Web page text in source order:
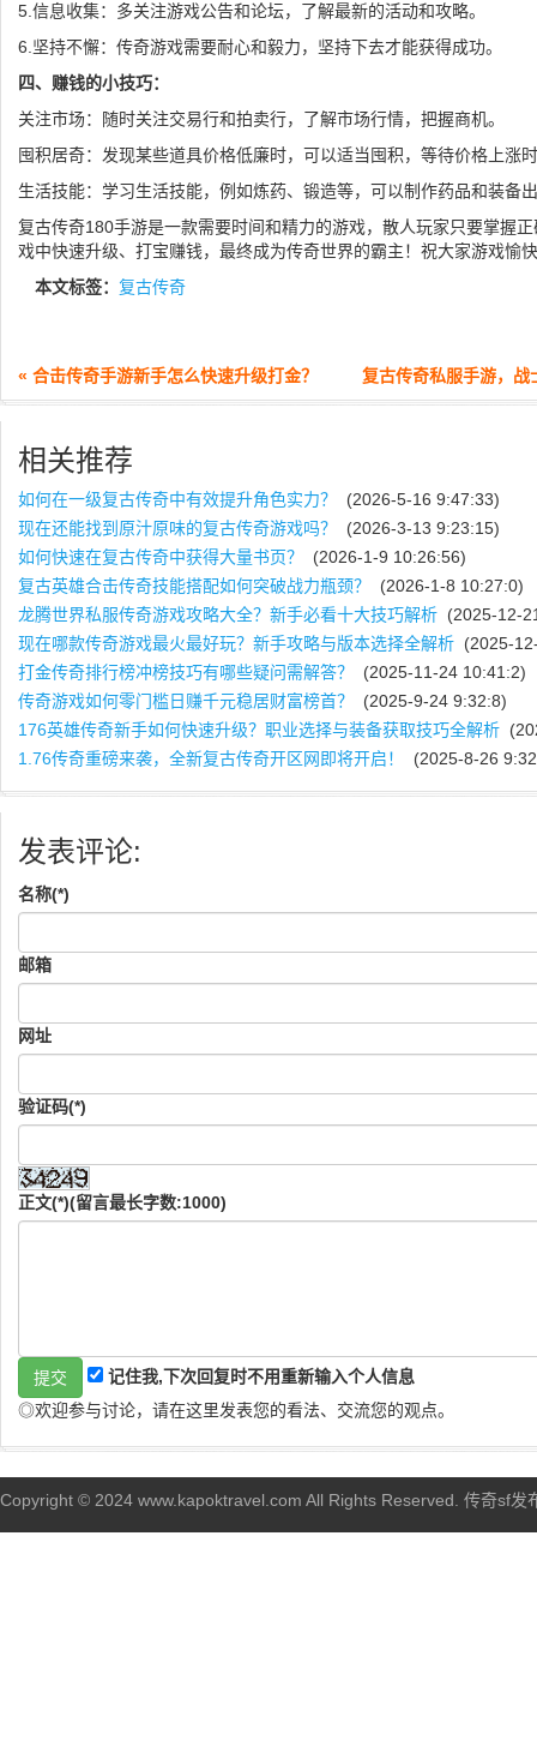
5.信息收集：多关注游戏公告和论坛，了解最新的活动和攻略。
6.坚持不懈：传奇游戏需要耐心和毅力，坚持下去才能获得成功。
四、赚钱的小技巧：
关注市场：随时关注交易行和拍卖行，了解市场行情，把握商机。
囤积居奇：发现某些道具价格低廉时，可以适当囤积，等待价格上涨
生活技能：学习生活技能，例如炼药、锻造等，可以制作药品和装备
复古传奇180手游是一款需要时间和精力的游戏，散人玩家只要掌握
戏中快速升级、打宝赚钱，最终成为传奇世界的霸主！祝大家游戏愉
本文标签： 复古传奇
« 合击传奇手游新手怎么快速升级打金？ 复古传奇私服手游，战
相关推荐
如何在一级复古传奇中有效提升角色实力？
(2026-5-16 9:47:33)
现在还能找到原汁原味的复古传奇游戏吗？
(2026-3-13 9:23:15)
如何快速在复古传奇中获得大量书页？
(2026-1-9 10:26:56)
复古英雄合击传奇技能搭配如何突破战力瓶颈？
(2026-1-8 10:27:0)
龙腾世界私服传奇游戏攻略大全？新手必看十大技巧解析 (2025-12-
现在哪款传奇游戏最火最好玩？新手攻略与版本选择全解析 (2025-
打金传奇排行榜冲榜技巧有哪些疑问需解答？
(2025-11-24 10:41:2)
传奇游戏如何零门槛日赚千元稳居财富榜首？
(2025-9-24 9:32:8)
176英雄传奇新手如何快速升级？职业选择与装备获取技巧全解析
1.76传奇重磅来袭，全新复古传奇开区网即将开启！
(2025-8-26
发表评论:
名称(*)
邮箱
网址
验证码(*)
正文(*)(留言最长字数:1000)
记住我,下次回复时不用重新输入个人信息
◎欢迎参与讨论，请在这里发表您的看法、交流您的观点。
Copyright © 2024 www.kapoktravel.com All Rights Reserved. 传奇sf发